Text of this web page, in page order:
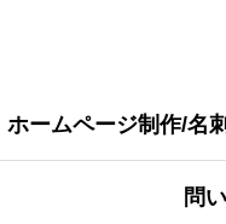
ホームページ制作/名
問